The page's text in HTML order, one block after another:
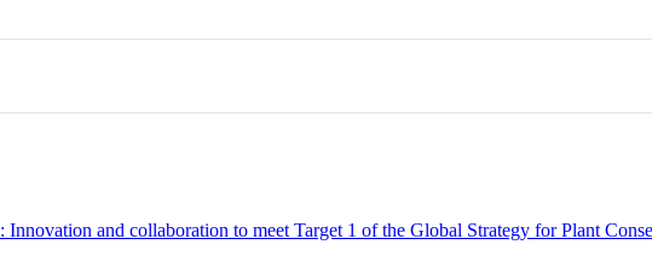
Innovation and collaboration to meet Target 1 of the Global Strategy for Plant